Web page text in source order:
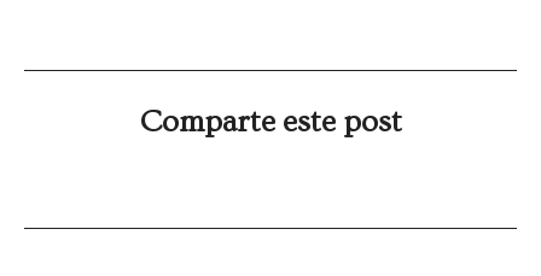
Comparte este post